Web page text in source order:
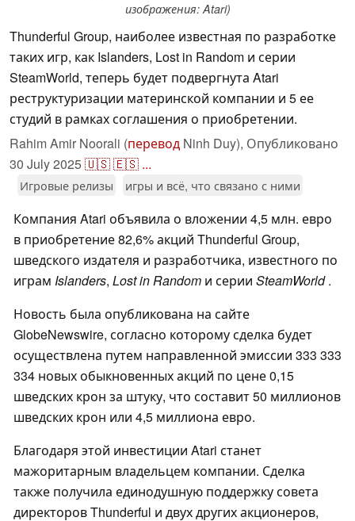
изображения: Atari)
Thunderful Group, наиболее известная по разработке
таких игр, как Islanders, Lost in Random и серии
SteamWorld, теперь будет подвергнута Atari
реструктуризации материнской компании и 5 ее
студий в рамках соглашения о приобретении.
Rahim Amir Noorali (перевод Ninh Duy), Опубликовано
30 July 2025🇺🇸🇪🇸 ...
Игровые релизы игры и всё, что связано с ними
Компания Atari объявила о вложении 4,5 млн. евро
в приобретение 82,6% акций Thunderful Group,
шведского издателя и разработчика, известного по
играм Islanders, Lost in Random и серии SteamWorld.
Новость была опубликована на сайте
GlobeNewswire, согласно которому сделка будет
осуществлена путем направленной эмиссии 333 333
334 новых обыкновенных акций по цене 0,15
шведских крон за штуку, что составит 50 миллионов
шведских крон или 4,5 миллиона евро.
Благодаря этой инвестиции Atari станет
мажоритарным владельцем компании. Сделка
также получила единодушную поддержку совета
директоров Thunderful и двух других акционеров,